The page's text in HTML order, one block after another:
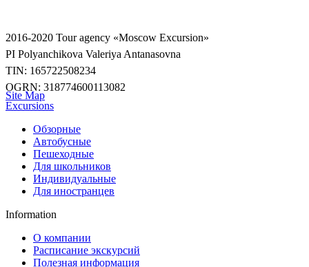
2016-2020 Tour agency «Moscow Excursion»
PI Polyanchikova Valeriya Antanasovna
TIN: 165722508234
OGRN: 318774600113082
Site Map
Excursions
Обзорные
Автобусные
Пешеходные
Для школьников
Индивидуальные
Для иностранцев
Information
О компании
Расписание экскурсий
Полезная информация